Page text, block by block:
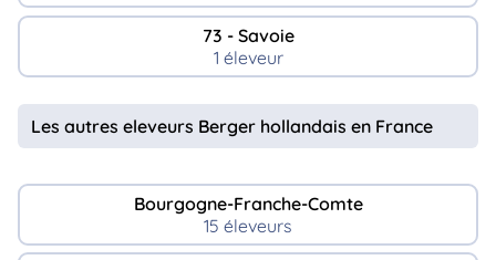
73 - Savoie
1 éleveur
Les autres eleveurs Berger hollandais en France
Bourgogne-Franche-Comte
15 éleveurs